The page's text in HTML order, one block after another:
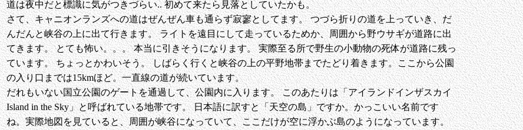
道は夜中だと標識に気がつきづらい.. 初めて来たら見落としていたかも。
さて、キャニオンランズへの道はぜんぜん車も通らず寂寥としてます。 つづら折りの道を上っていき、だ
んだんと峡谷の上に出て行きます。 ライトを遠目にして走っているためか、周囲から野ウサギが道路に出
てきます。 とても怖い。。。 本当に引きそうになります。 実際至る所で野生の小動物の死体が道路に残っ
ています。 ちょっとかわいそう。 しばらく行くと峡谷の上の平野地帯までたどり着きます。ここから公園
の入り口までは15kmほど。一直線の道が続いています。
だれもいない国立公園のゲートを通過して、公園内に入ります。 このあたりは「アイランドインザスカイ
Island in the Sky」と呼ばれている地帯です。 日本語に訳すと「天空の島」ですか。かっこいい名前です
ね。実際地図を見ていると、周囲が峡谷になっていて、ここだけが空に浮かぶ島のようになっています。